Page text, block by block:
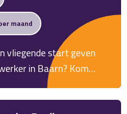
jouw ervaring).
maand
vliegende start geven
in Baarn? Kom
team, krijg volop
ontwikkelen én uitzicht